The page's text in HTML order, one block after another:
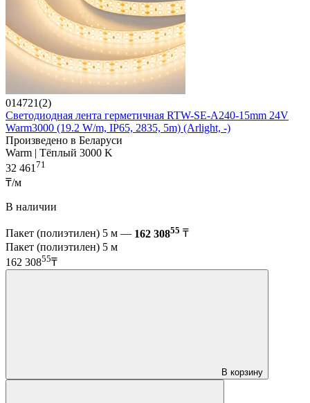
014721(2)
Светодиодная лента герметичная RTW-SE-A240-15mm 24V
Warm3000 (19.2 W/m, IP65, 2835, 5m) (Arlight, -)
Произведено в Беларуси
Warm | Тёплый 3000 K
32 46171
₸/м
В наличии
Пакет (полиэтилен) 5 м — 162 30855 ₸
Пакет (полиэтилен) 5 м
162 30855₸
В корзину